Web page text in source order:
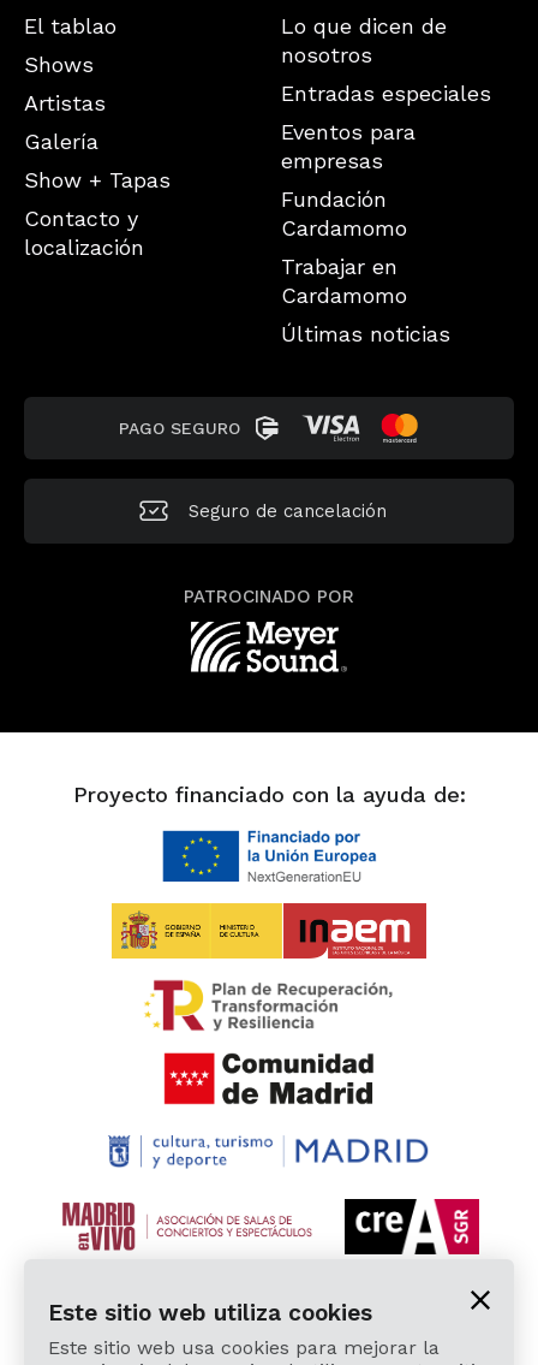
El tablao
Shows
Artistas
Galería
Show + Tapas
Contacto y
localización
Lo que dicen de
nosotros
Entradas especiales
Eventos para
empresas
Fundación
Cardamomo
Trabajar en
Cardamomo
Últimas noticias
PAGO SEGURO
Seguro de cancelación
PATROCINADO POR
Proyecto financiado con la ayuda de:
Este sitio web utiliza cookies
Este sitio web usa cookies para mejorar la